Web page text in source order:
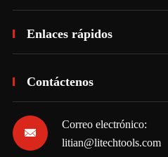
Enlaces rápidos
Contáctenos

Correo electrónico:
litian@litechtools.com